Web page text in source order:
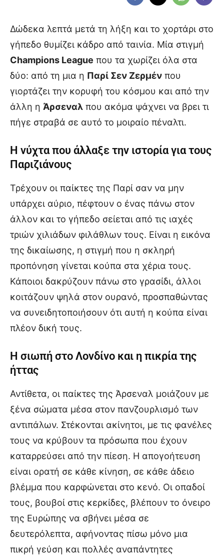
Δώδεκα λεπτά μετά τη λήξη και το χορτάρι στο
γήπεδο θυμίζει κάδρο από ταινία. Μία στιγμή
Champions League που τα χωρίζει όλα στα
δύο: από τη μια η Παρί Σεν Ζερμέν που
γιορτάζει την κορυφή του κόσμου και από την
άλλη η Άρσεναλ που ακόμα ψάχνει να βρει τι
πήγε στραβά σε αυτό το μοιραίο πέναλτι.
Η νύχτα που άλλαξε την ιστορία για τους
Παριζιάνους
Τρέχουν οι παίκτες της Παρί σαν να μην
υπάρχει αύριο, πέφτουν ο ένας πάνω στον
άλλον και το γήπεδο σείεται από τις ιαχές
τριών χιλιάδων φιλάθλων τους. Είναι η εικόνα
της δικαίωσης, η στιγμή που η σκληρή
προπόνηση γίνεται κούπα στα χέρια τους.
Κάποιοι δακρύζουν πάνω στο γρασίδι, άλλοι
κοιτάζουν ψηλά στον ουρανό, προσπαθώντας
να συνειδητοποιήσουν ότι αυτή η κούπα είναι
πλέον δική τους.
Η σιωπή στο Λονδίνο και η πικρία της
ήττας
Αντίθετα, οι παίκτες της Άρσεναλ μοιάζουν με
ξένα σώματα μέσα στον πανζουρλισμό των
αντιπάλων. Στέκονται ακίνητοι, με τις φανέλες
τους να κρύβουν τα πρόσωπα που έχουν
καταρρεύσει από την πίεση. Η απογοήτευση
είναι ορατή σε κάθε κίνηση, σε κάθε άδειο
βλέμμα που καρφώνεται στο κενό. Οι οπαδοί
τους, βουβοί στις κερκίδες, βλέπουν το όνειρο
της Ευρώπης να σβήνει μέσα σε
δευτερόλεπτα, αφήνοντας πίσω μόνο μια
πικρή γεύση και πολλές αναπάντητες